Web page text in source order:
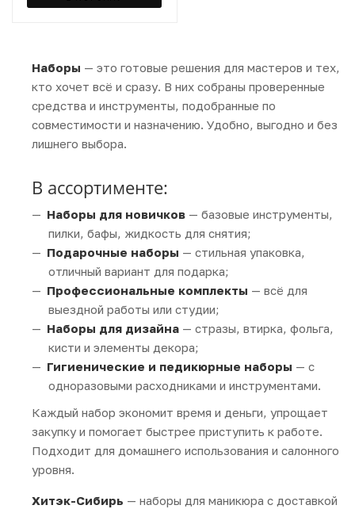
Наборы — это готовые решения для мастеров и тех,
кто хочет всё и сразу. В них собраны проверенные
средства и инструменты, подобранные по
совместимости и назначению. Удобно, выгодно и без
лишнего выбора.
В ассортименте:
Наборы для новичков — базовые инструменты,
пилки, бафы, жидкость для снятия;
Подарочные наборы — стильная упаковка,
отличный вариант для подарка;
Профессиональные комплекты — всё для
выездной работы или студии;
Наборы для дизайна — стразы, втирка, фольга,
кисти и элементы декора;
Гигиенические и педикюрные наборы — с
одноразовыми расходниками и инструментами.
Каждый набор экономит время и деньги, упрощает
закупку и помогает быстрее приступить к работе.
Подходит для домашнего использования и салонного
уровня.
Хитэк-Сибирь — наборы для маникюра с доставкой